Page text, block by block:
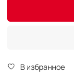
В избранное